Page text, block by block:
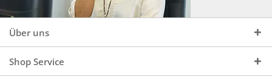
Über uns
Shop Service